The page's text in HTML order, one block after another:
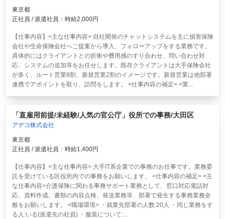
東京都
正社員 / 派遣社員：時給2,000円
【仕事内容】<主な仕事内容> 自社開発のチャットシステムを主に損害保険
会社や生命保険会社へご提案から導入、フォローアップをする業務です。
具体的にはクライアントとの折衝や費用感のすり合わせ、問い合わせ対
応、システムの追加等をお任せします。既存クライアントは大手保険会社
が多く、ルート営業8割、新規営業2割のイメージです。新規営業は他部署
連携でアポイントを取り、訪問をします。 <仕事内容の補足> <業...
「直雇用前提/未経験/人気の官公庁」役所での事務/大田区
アデコ株式会社
東京都
正社員 / 派遣社員：時給1,400円
【仕事内容】<主な仕事内容> 大手IT系企業での事務のお仕事です。業務委
託を受けている区役所内での事務をお願いします。 <仕事内容の補足> <主
な仕事内容>介護保険に関わる事務サポート業務として、窓口対応電話対
応、資料作成、書類の内容点検、発送業務等、部署で発生する事務業務全
般をお願いします。 <職場環境> ・就業先部署の人数:20人 ・同じ業務をす
る人:いる(派遣先の社員) ・服装について:...